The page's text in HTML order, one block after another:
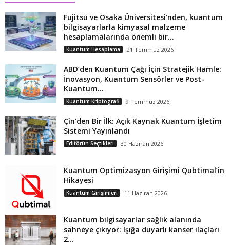
Fujitsu ve Osaka Üniversitesi’nden, kuantum
bilgisayarlarla kimyasal malzeme
hesaplamalarında önemli bir...
Kuantum Hesaplama 21 Temmuz 2026
ABD’den Kuantum Çağı İçin Stratejik Hamle:
İnovasyon, Kuantum Sensörler ve Post-
Kuantum...
Kuantum Kriptografi 9 Temmuz 2026
Çin’den Bir İlk: Açık Kaynak Kuantum İşletim
Sistemi Yayınlandı
Editörün Seçtikleri 30 Haziran 2026
Kuantum Optimizasyon Girişimi Qubtimal’in
Hikayesi
Kuantum Girişimleri 11 Haziran 2026
Kuantum bilgisayarlar sağlık alanında
sahneye çıkıyor: Işığa duyarlı kanser ilaçları
2...